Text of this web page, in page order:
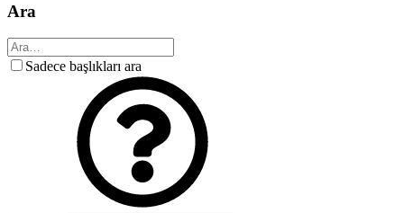
Ara
Sadece başlıkları ara